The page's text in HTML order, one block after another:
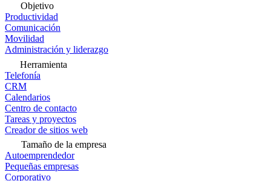
Objetivo
Productividad
Comunicación
Movilidad
Administración y liderazgo
Herramienta
Telefonía
CRM
Calendarios
Centro de contacto
Tareas y proyectos
Creador de sitios web
Tamaño de la empresa
Autoemprendedor
Pequeñas empresas
Corporativo